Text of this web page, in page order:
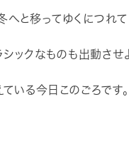
へと移ってゆくにつれて
ックなものも出動させよ
いる今日このごろです。